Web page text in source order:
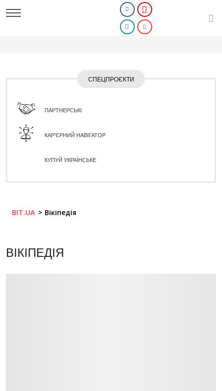
СПЕЦПРОЄКТИ
ПАРТНЕРСЬКІ
КАР'ЄРНИЙ НАВІГАТОР
КУПУЙ УКРАЇНСЬКЕ
BIT.UA Вікіпедія
ВІКІПЕДІЯ